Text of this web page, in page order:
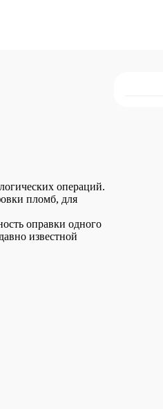
операций.
пломб, для
оправки одного
известной